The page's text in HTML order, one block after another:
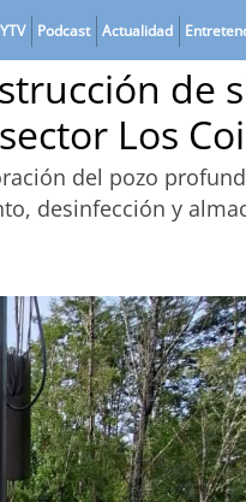
Podcast Actualidad
de
Los
del pozo
desinfección y